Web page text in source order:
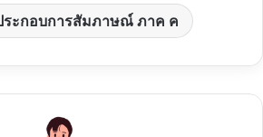
ระกอบการสัมภาษณ์ ภาค ค